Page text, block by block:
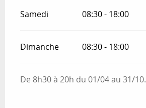
Samedi 08:30 - 18:00
Dimanche 08:30 - 18:00
De 8h30 à 20h du 01/04 au 31/10.